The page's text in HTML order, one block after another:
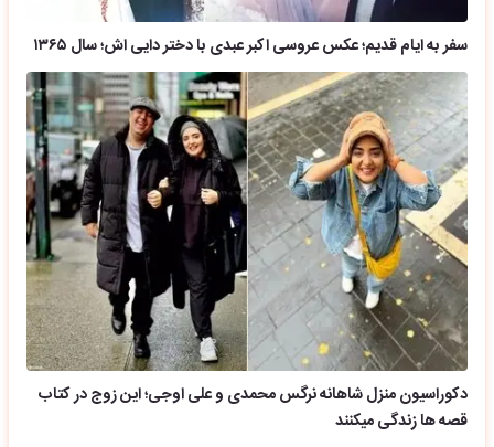
سفر به ایام قدیم؛ عکس عروسی اکبر عبدی با دختر دایی اش؛ سال ۱۳۶۵
دکوراسیون منزل شاهانه نرگس محمدی و علی اوجی؛ این زوج در کتاب
قصه ها زندگی میکنند